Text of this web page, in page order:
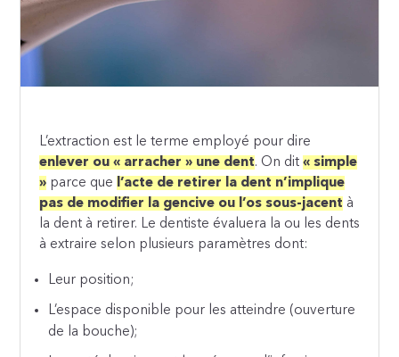
L’extraction est le terme employé pour dire
enlever ou « arracher » une dent. On dit« simple
» parce que l’acte de retirer la dent n’implique
pas de modifier la gencive ou l’os sous-jacent à
la dent à retirer. Le dentiste évaluera la ou les dents
à extraire selon plusieurs paramètres dont:
Leur position;
L’espace disponible pour les atteindre (ouverture
de la bouche);